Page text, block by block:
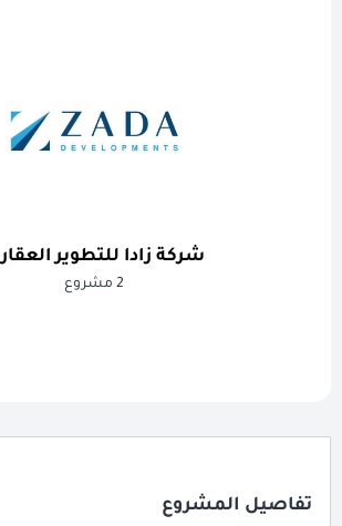
شركة زادا للتطوير
2 مشروع
تفاصيل المشروع